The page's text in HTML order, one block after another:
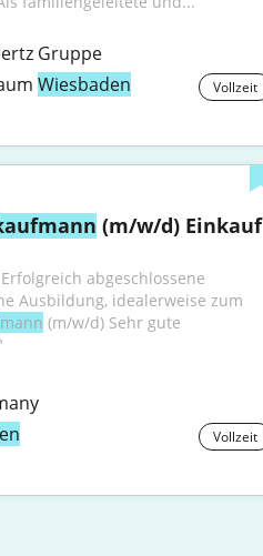
Gruppe
Wiesbaden Vollzeit
(m/w/d) Einkauf
abgeschlossene
(m/w/d) Sehr gute
Vollzeit